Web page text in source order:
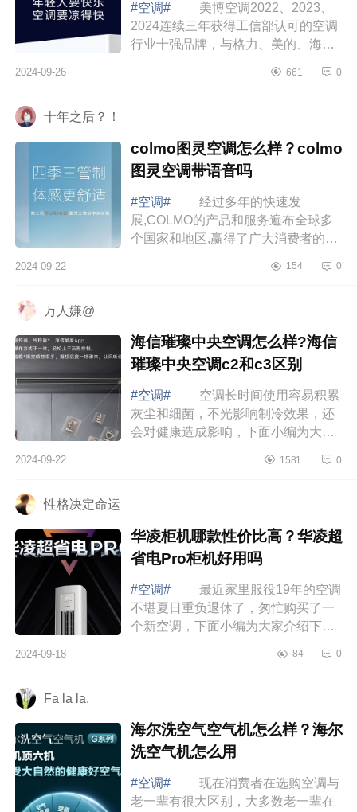
#空调#
美博空调2022、2023、
2024连续三年获得工信部认可的空调
行业十强品牌，与格力、美的、海
在同一舞台中央。下面小编为大家介
2024-09-26 661 0
十年之后？！
colmo图灵空调怎么样？colmo
图灵空调带语音吗
#空调#
经过多年的快速发
展,COLMO的产品和服务遍布全球多
个国家和地区,赢得了广大消费者的青
colmo图灵空调怎么样？colmo图灵空
2024-09-22 154 0
万人嫌@
海信璀璨中央空调怎么样?海信
璀璨中央空调c2和c3区别
#空调#
空调长时间使用容易积累
灰尘和细菌，不光影响制冷效果，还
会对健康造成影响，下面小编为大家
璀璨中央空调c2和c3区别 海信璀
2024-09-22 1581 0
性格决定命运
华凌柜机哪款性价比高？华凌超
省电Pro柜机好用吗
#空调#
最近家里服役19年的空调
不堪夏日重负退休了，匆忙购买了一
个新空调，下面小编为大家介绍下华
柜机好用吗 华凌柜机哪款性价比
2024-09-18 84 0
Fa la la.
海尔洗空气空气机怎么样？海尔
洗空气机怎么用
#空调#
现在消费者在选购空调与
老一辈有很大区别，大多数老一辈在